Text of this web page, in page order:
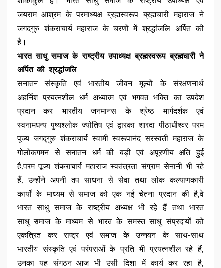
जयराम आश्रम के परमाध्यक्ष ब्रह्मस्वरूप ब्रह्मचारी महाराज ने
जगदगुरु शंकराचार्य महाराज के चरणों में श्रद्धांजलि अर्पित की
है।
भारत साधु समाज के राष्ट्रीय उपाध्यक्ष ब्रह्मस्वरूप ब्रह्मचारी ने
अर्पित की श्रद्धांजलि
सनातन संस्कृति एवं भारतीय जीवन मूल्यों के संरक्षणनार्थ
अहर्निश प्रयत्नशील धर्म अध्यात्म एवं भगवत भक्ति का उपदेश
प्रदान कर भारतीय जनमानस के श्रेष्ठ मार्गदर्शक एवं
स्वनामधन्य पुष्यश्लोक ज्योतिष एवं द्वारका शारदा पीठाधीश्वर परम
पूज्य जगद्गुरु शंकराचार्य स्वामी स्वरूपानंद सरस्वती महाराज के
गोलोकगमन से सनातन धर्म की बड़ी एवं अपूरणीय क्षति हुई
है,परम पूज्य शंकराचार्य महाराज स्वतंत्रता संग्राम सेनानी भी रहे
हैं, उन्होंने अपनी तप साधना से सेवा तथा लोक कल्याणकारी
कार्यों के माध्यम से समाज को एक नई चेतना प्रदान की है,वे
भारत साधु समाज के राष्ट्रीय अध्यक्ष भी रहे हैं तथा भारत
साधु समाज के माध्यम से भारत के समस्त साधु संप्रदायों को
एकत्रित कर राष्ट्र एवं समाज के उन्नयन के साथ-साथ
भारतीय संस्कृति एवं परंपराओं के प्रति भी प्रयत्नशील रहे हैं,
उनका यह संगठन आज भी उसी दिशा में कार्य कर रहा है,